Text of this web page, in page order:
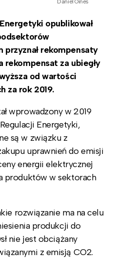
opublikował
przyznał rekompensaty
rekompensat za ubiegły
od wartości
za rok 2019.
wprowadzony w 2019
Energetyki,
są w związku z
uprawnień do emisji
energii elektrycznej
produktów w sektorach
rozwiązanie ma na celu
produkcji do
nie jest obciążany
z emisją CO2.